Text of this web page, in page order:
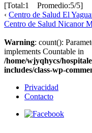
[Total:1 Promedio:5/5]
‹ Centro de Salud El
Centro de Salud Nicanor
Warning: count():
implements Countable in
/home/wjyqhycs/
includes/class-wp-
Privacidad
Contacto